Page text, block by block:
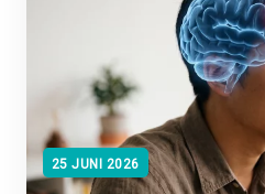
25 JUNI 2026